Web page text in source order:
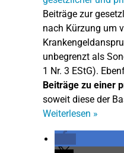
Beiträge zur
nach Kürzung um
unbegrenzt als
1 Nr. 3 EStG).
Beiträge zu einer
soweit diese der
Weiterlesen »